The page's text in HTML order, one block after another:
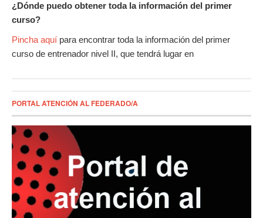
¿Dónde puedo obtener toda la información del primer
curso?
Pincha aquí para encontrar toda la información del primer
curso de entrenador nivel II, que tendrá lugar en
PORTAL ATENCIÓN AL FEDERADO/A